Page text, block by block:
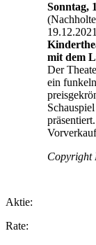
Sonntag,
mit dem
Der
ein
Copyright
Aktie:
Rate: